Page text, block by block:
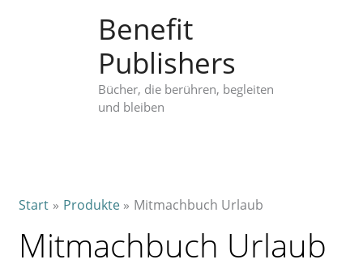
Benefit
Publishers
Bücher, die berühren, begleiten
und bleiben
Start Produkte Mitmachbuch Urlaub
Mitmachbuch Urlaub